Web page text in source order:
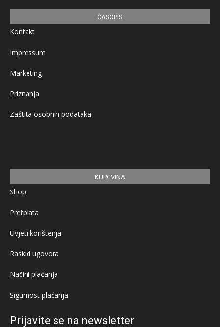
ČASOPIS
Kontakt
Impressum
Marketing
Priznanja
Zaštita osobnih podataka
KUPOVINA
Shop
Pretplata
Uvjeti korištenja
Raskid ugovora
Načini plaćanja
Sigurnost plaćanja
Prijavite se na newsletter